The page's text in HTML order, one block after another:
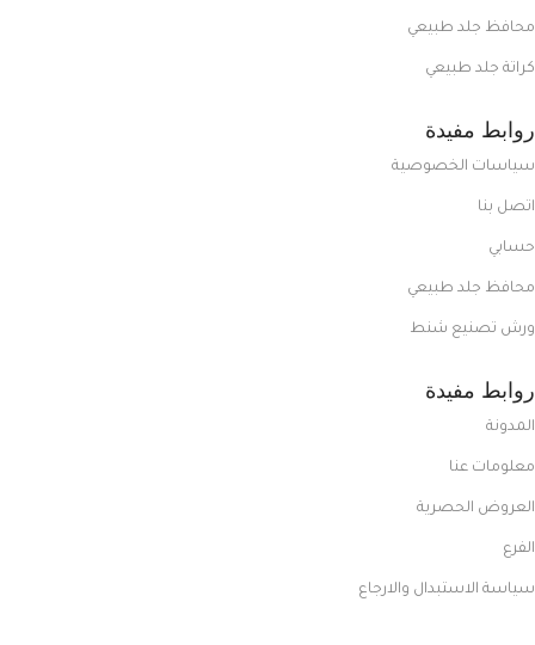
محافظ جلد طبيعي
كراتة جلد طبيعي
روابط مفيدة
سياسات الخصوصية
اتصل بنا
حسابي
محافظ جلد طبيعي
ورش تصنيع شنط
روابط مفيدة
المدونة
معلومات عنا
العروض الحصرية
الفرع
سياسة الاستبدال والارجاع